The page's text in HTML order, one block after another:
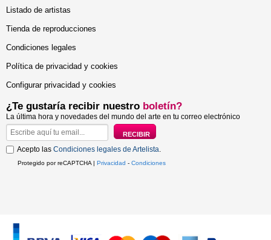
Listado de artistas
Tienda de reproducciones
Condiciones legales
Política de privacidad y cookies
Configurar privacidad y cookies
¿Te gustaría recibir nuestro boletín?
La última hora y novedades del mundo del arte en tu correo electrónico
Acepto las Condiciones legales de Artelista.
Protegido por reCAPTCHA | Privacidad - Condiciones